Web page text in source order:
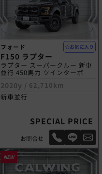
お気に入り
フォード
F150 ラプター
ラプター スーパークルー 新車
並行 450馬力 ツインターボ
2020y / 62,710km
新車並行
SPECIAL PRICE
お問合せ
NEW